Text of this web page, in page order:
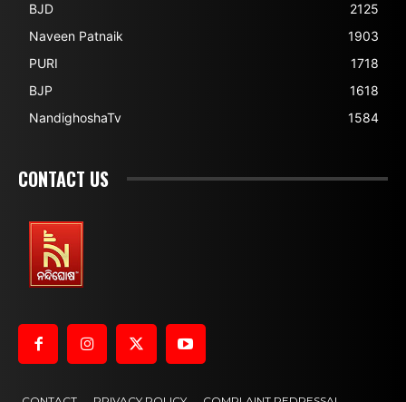
BJD
2125
Naveen Patnaik
1903
PURI
1718
BJP
1618
NandighoshaTv
1584
CONTACT US